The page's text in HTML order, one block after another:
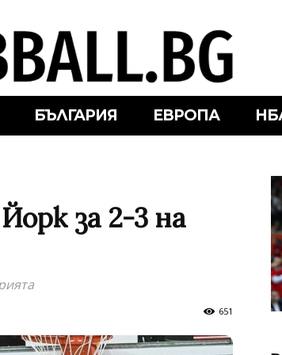
БЪЛГАРИЯ ЕВРОПА
за 2-3 на
651